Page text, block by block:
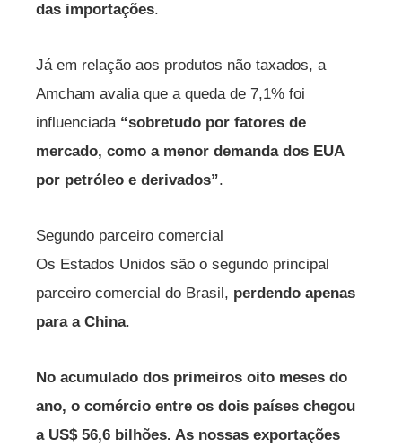
das importações.
Já em relação aos produtos não taxados, a
Amcham avalia que a queda de 7,1% foi
influenciada “sobretudo por fatores de
mercado, como a menor demanda dos EUA
por petróleo e derivados”.
Segundo parceiro comercial
Os Estados Unidos são o segundo principal
parceiro comercial do Brasil, perdendo apenas
para a China.
No acumulado dos primeiros oito meses do
ano, o comércio entre os dois países chegou
a US$ 56,6 bilhões. As nossas exportações